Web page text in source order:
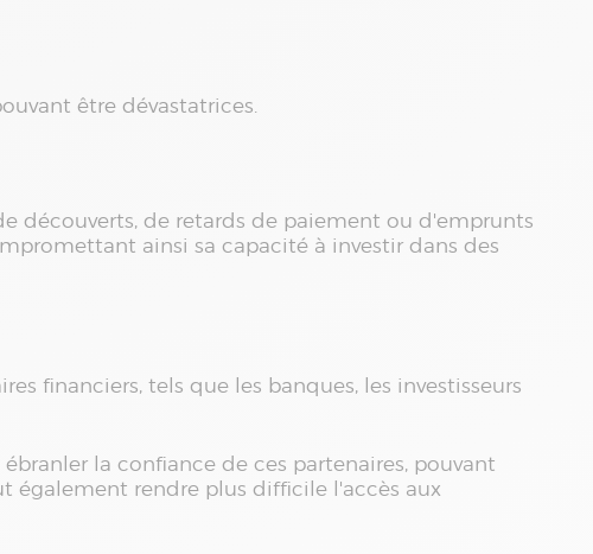
être dévastatrices.
découverts, de retards de paiement ou d'emprunts
ainsi sa capacité à investir dans des
financiers, tels que les banques, les investisseurs
la confiance de ces partenaires, pouvant
également rendre plus difficile l'accès aux